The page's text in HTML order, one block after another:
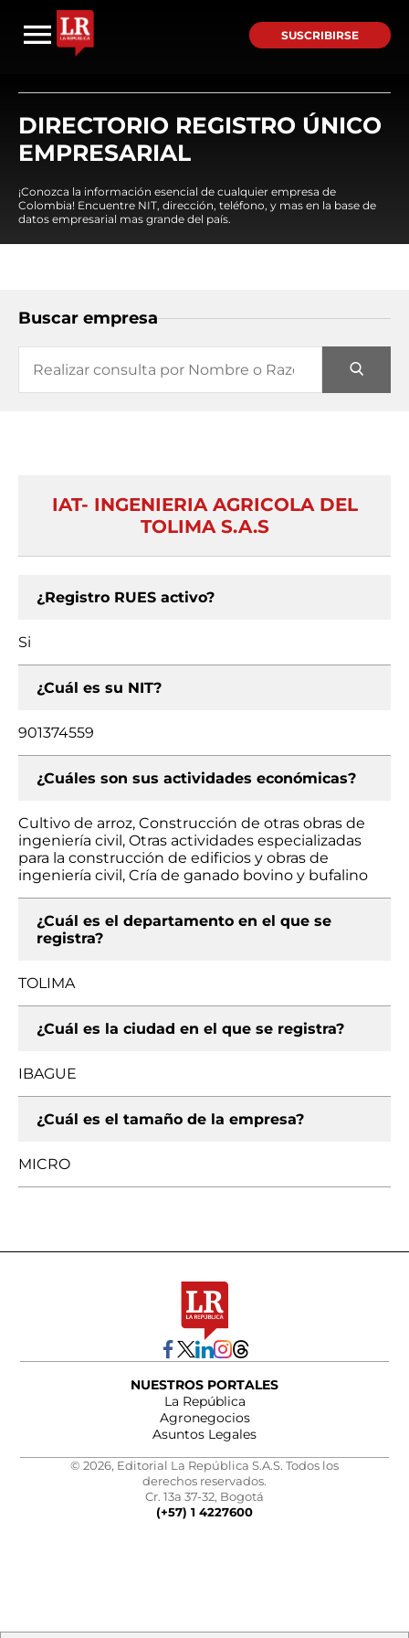
SUSCRIBIRSE
DIRECTORIO REGISTRO ÚNICO
EMPRESARIAL
¡Conozca la información esencial de cualquier empresa de
Colombia! Encuentre NIT, dirección, teléfono, y mas en la base de
datos empresarial mas grande del país.
Buscar empresa
IAT- INGENIERIA AGRICOLA DEL
TOLIMA S.A.S
¿Registro RUES activo?
Si
¿Cuál es su NIT?
901374559
¿Cuáles son sus actividades económicas?
Cultivo de arroz, Construcción de otras obras de
ingeniería civil, Otras actividades especializadas
para la construcción de edificios y obras de
ingeniería civil, Cría de ganado bovino y bufalino
¿Cuál es el departamento en el que se
registra?
TOLIMA
¿Cuál es la ciudad en el que se registra?
IBAGUE
¿Cuál es el tamaño de la empresa?
MICRO
NUESTROS PORTALES
La República
Agronegocios
Asuntos Legales
© 2026, Editorial La República S.A.S. Todos los
derechos reservados.
Cr. 13a 37-32, Bogotá
(+57) 1 4227600